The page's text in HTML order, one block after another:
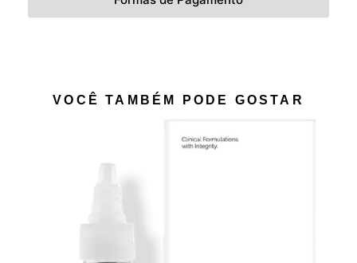
VOCÊ TAMBÉM PODE GOSTAR